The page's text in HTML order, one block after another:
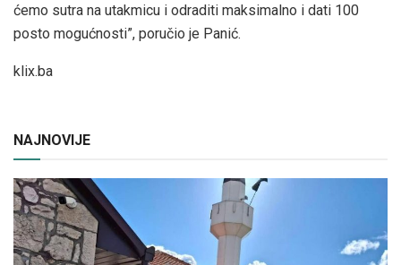
ćemo sutra na utakmicu i odraditi maksimalno i dati 100
posto mogućnosti”, poručio je Panić.
klix.ba
NAJNOVIJE